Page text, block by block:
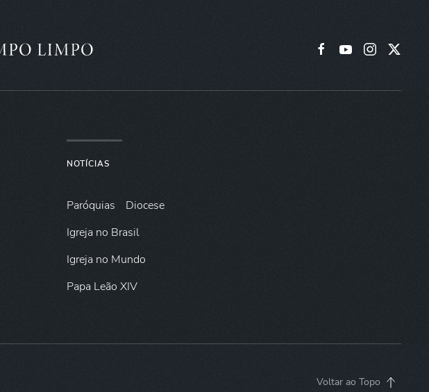
NOTÍCIAS
Paróquias
Diocese
Igreja no Brasil
Igreja no Mundo
Papa Leão XIV
Voltar ao Topo